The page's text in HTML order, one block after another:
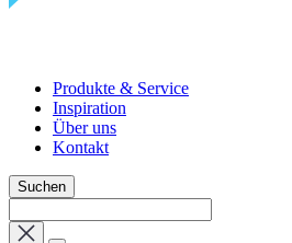
Produkte & Service
Inspiration
Über uns
Kontakt
Suchen